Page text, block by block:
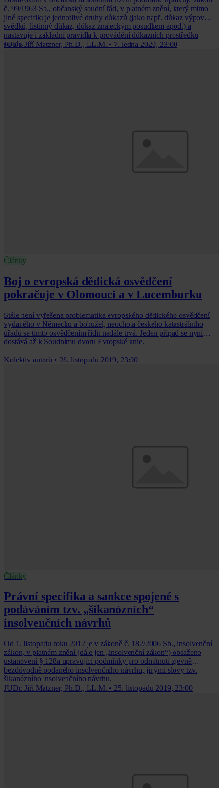
č. 99/1963 Sb., občanský soudní řád, v platném znění, který mimo
jiné specifikuje jednotlivé druhy důkazů (jako např. důkaz výpovědí
svědků, listinný důkaz, důkaz znaleckým posudkem apod.) a
nastavuje i základní pravidla k provádění důkazních prostředků
soudy.
JUDr. Jiří Matzner, Ph.D., LL.M. • 7. ledna 2020, 23:00
Články
Boj o evropská dědická osvědčení
pokračuje v Olomouci a v Lucemburku
Stále není vyřešena problematika evropského dědického osvědčení
vydaného v Německu a bohužel, neochota českého katastrálního
úřadu se tímto osvědčením řídit nadále trvá. Jeden případ se nyní
dostává až k Soudnímu dvoru Evropské unie.
Kolektiv autorů • 28. listopadu 2019, 23:00
Články
Právní specifika a sankce spojené s
podáváním tzv. „šikanózních“
insolvenčních návrhů
Od 1. listopadu roku 2012 je v zákoně č. 182/2006 Sb., insolvenční
zákon, v platném znění (dále jen „insolvenční zákon“) obsaženo
ustanovení § 128a upravující podmínky pro odmítnutí zjevně
bezdůvodně podaného insolvenčního návrhu, jinými slovy tzv.
šikanózního insolvenčního návrhu.
JUDr. Jiří Matzner, Ph.D., LL.M. • 25. listopadu 2019, 23:00